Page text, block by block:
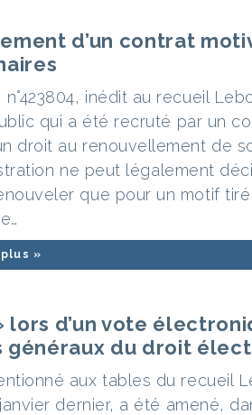
d’un contrat
inédit au recueil
qui a été recruté par un
droit au renouvellement de
ne peut légalement
que pour un motif
»
d’un vote
généraux du droit
aux tables du recueil
dernier, a été amené,